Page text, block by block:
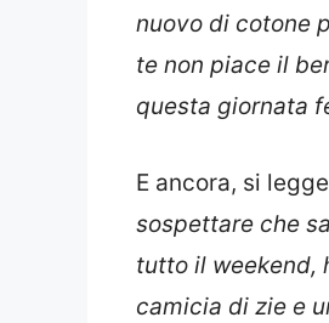
nuovo di cotone
te non piace il
questa giornata
E ancora, si
sospettare che
tutto il weekend,
camicia di zie e